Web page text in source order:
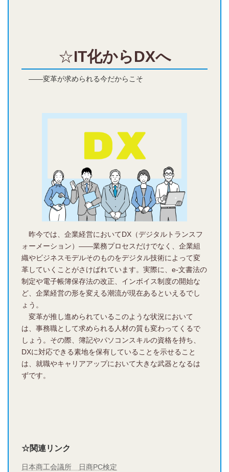
☆IT化からDXへ
――変革が求められる今だからこそ
昨今では、企業経営においてDX（デジタルトランスフ
ォーメーション）――業務プロセスだけでなく、企業組
織やビジネスモデルそのものをデジタル技術によって変
革していくことがさけばれています。実際に、e-文書法の
制定や電子帳簿保存法の改正、インボイス制度の開始な
ど、企業経営の形を変える潮流が現在あるといえるでし
ょう。
変革が推し進められているこのような状況において
は、事務職として求められる人材の質も変わってくるで
しょう。その際、簿記やパソコンスキルの資格を持ち、
DXに対応できる素地を保有していることを示せること
は、就職やキャリアアップにおいて大きな武器となるは
ずです。
☆関連リンク
日本商工会議所 日商PC検定